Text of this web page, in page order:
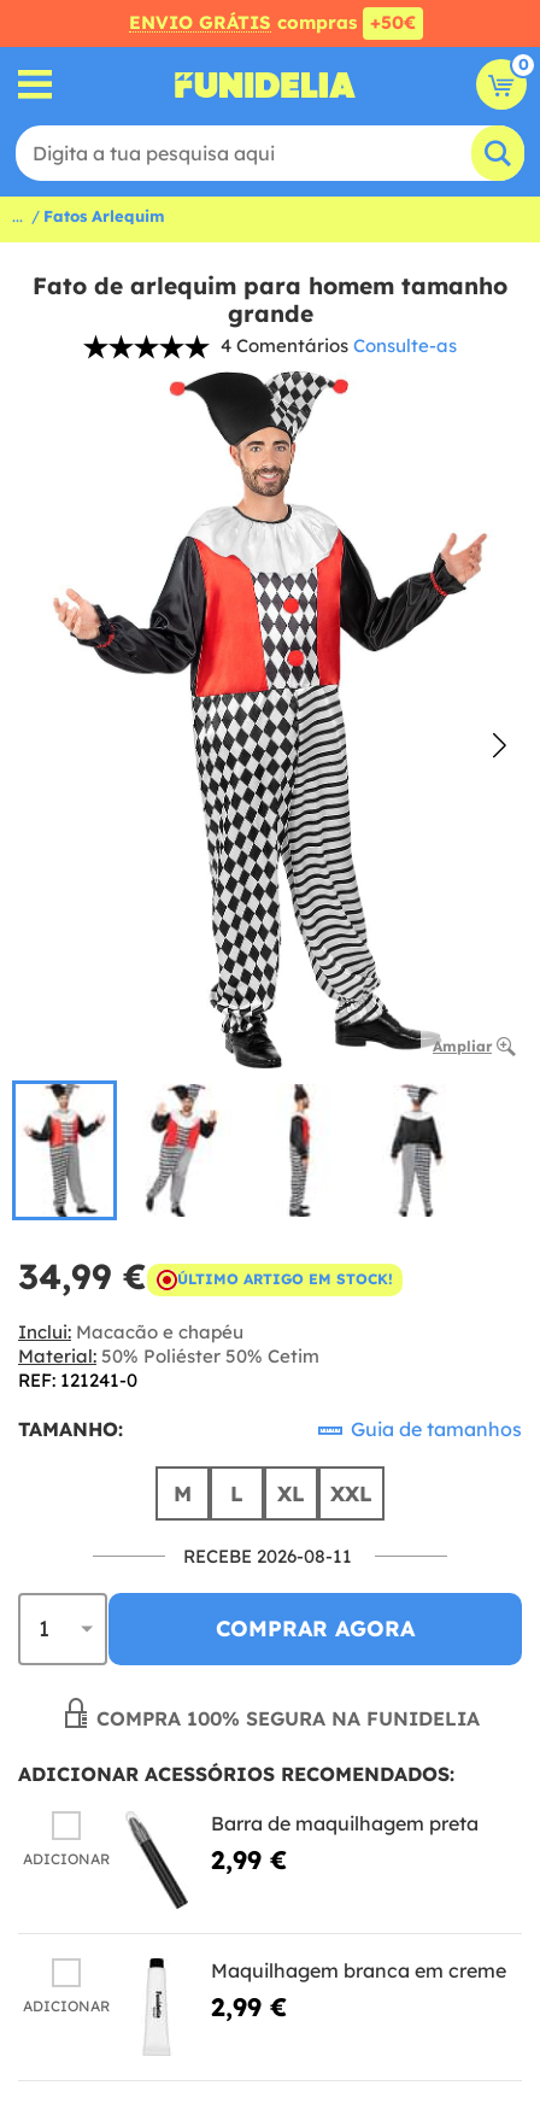
ENVIO GRÁTIS compras +50€
0
... Fatos Arlequim
Fato de arlequim para homem tamanho
grande
4 Comentários Consulte-as
Ampliar
34,99 € ÚLTIMO ARTIGO EM STOCK!
Inclui: Macacão e chapéu
Material: 50% Poliéster 50% Cetim
REF: 121241-0
TAMANHO: Guia de tamanhos
M L XL XXL
RECEBE 2026-08-11
COMPRAR AGORA
COMPRA 100% SEGURA NA FUNIDELIA
ADICIONAR ACESSÓRIOS RECOMENDADOS:
ADICIONAR
Barra de maquilhagem preta
2,99 €
ADICIONAR
Maquilhagem branca em creme
2,99 €